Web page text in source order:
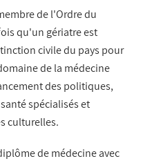
de l'Ordre du
qu'un gériatre est
civile du pays pour
de la médecine
des politiques,
spécialisés et
culturelles.
de médecine avec